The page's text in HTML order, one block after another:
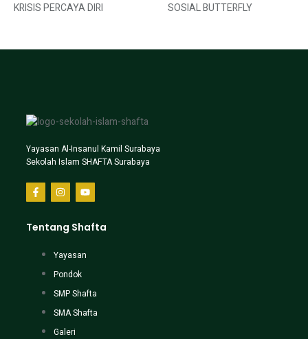
KRISIS PERCAYA DIRI
SOSIAL BUTTERFLY
Yayasan Al-Insanul Kamil Surabaya
Sekolah Islam SHAFTA Surabaya
Tentang Shafta
Yayasan
Pondok
SMP Shafta
SMA Shafta
Galeri